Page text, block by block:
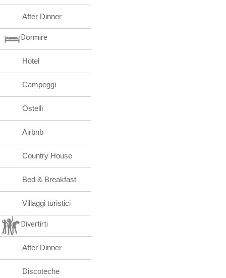
After Dinner
Dormire
Hotel
Campeggi
Ostelli
Airbnb
Country House
Bed & Breakfast
Villaggi turistici
Divertirti
After Dinner
Discoteche